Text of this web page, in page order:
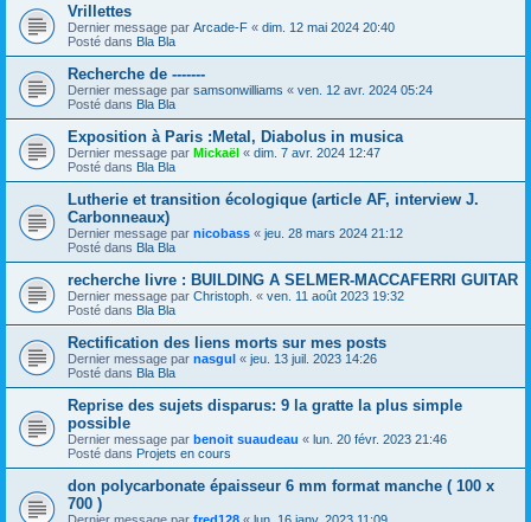
Vrillettes
Dernier message par Arcade-F « dim. 12 mai 2024 20:40
Posté dans Bla Bla
Recherche de -------
Dernier message par samsonwilliams « ven. 12 avr. 2024 05:24
Posté dans Bla Bla
Exposition à Paris :Metal, Diabolus in musica
Dernier message par Mickaël « dim. 7 avr. 2024 12:47
Posté dans Bla Bla
Lutherie et transition écologique (article AF, interview J.
Carbonneaux)
Dernier message par nicobass « jeu. 28 mars 2024 21:12
Posté dans Bla Bla
recherche livre : BUILDING A SELMER-MACCAFERRI GUITAR
Dernier message par Christoph. « ven. 11 août 2023 19:32
Posté dans Bla Bla
Rectification des liens morts sur mes posts
Dernier message par nasgul « jeu. 13 juil. 2023 14:26
Posté dans Bla Bla
Reprise des sujets disparus: 9 la gratte la plus simple
possible
Dernier message par benoit suaudeau « lun. 20 févr. 2023 21:46
Posté dans Projets en cours
don polycarbonate épaisseur 6 mm format manche ( 100 x
700 )
Dernier message par fred128 « lun. 16 janv. 2023 11:09